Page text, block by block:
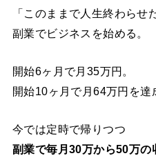
「このままで人生終わらせ
副業でビジネスを始める。
開始6ヶ月で月35万円。
開始10ヶ月で月64万円を達
今では定時で帰りつつ
副業で毎月30万から50万の